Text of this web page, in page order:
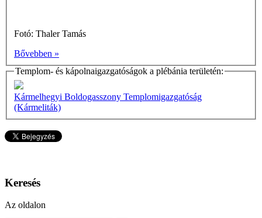
Fotó: Thaler Tamás
Bővebben »
Templom- és kápolnaigazgatóságok a plébánia területén:
Kármelhegyi Boldogasszony Templomigazgatóság
(Kármeliták)
Keresés
Az oldalon